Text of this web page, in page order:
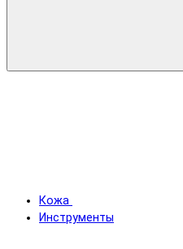
Кожа
Инструменты